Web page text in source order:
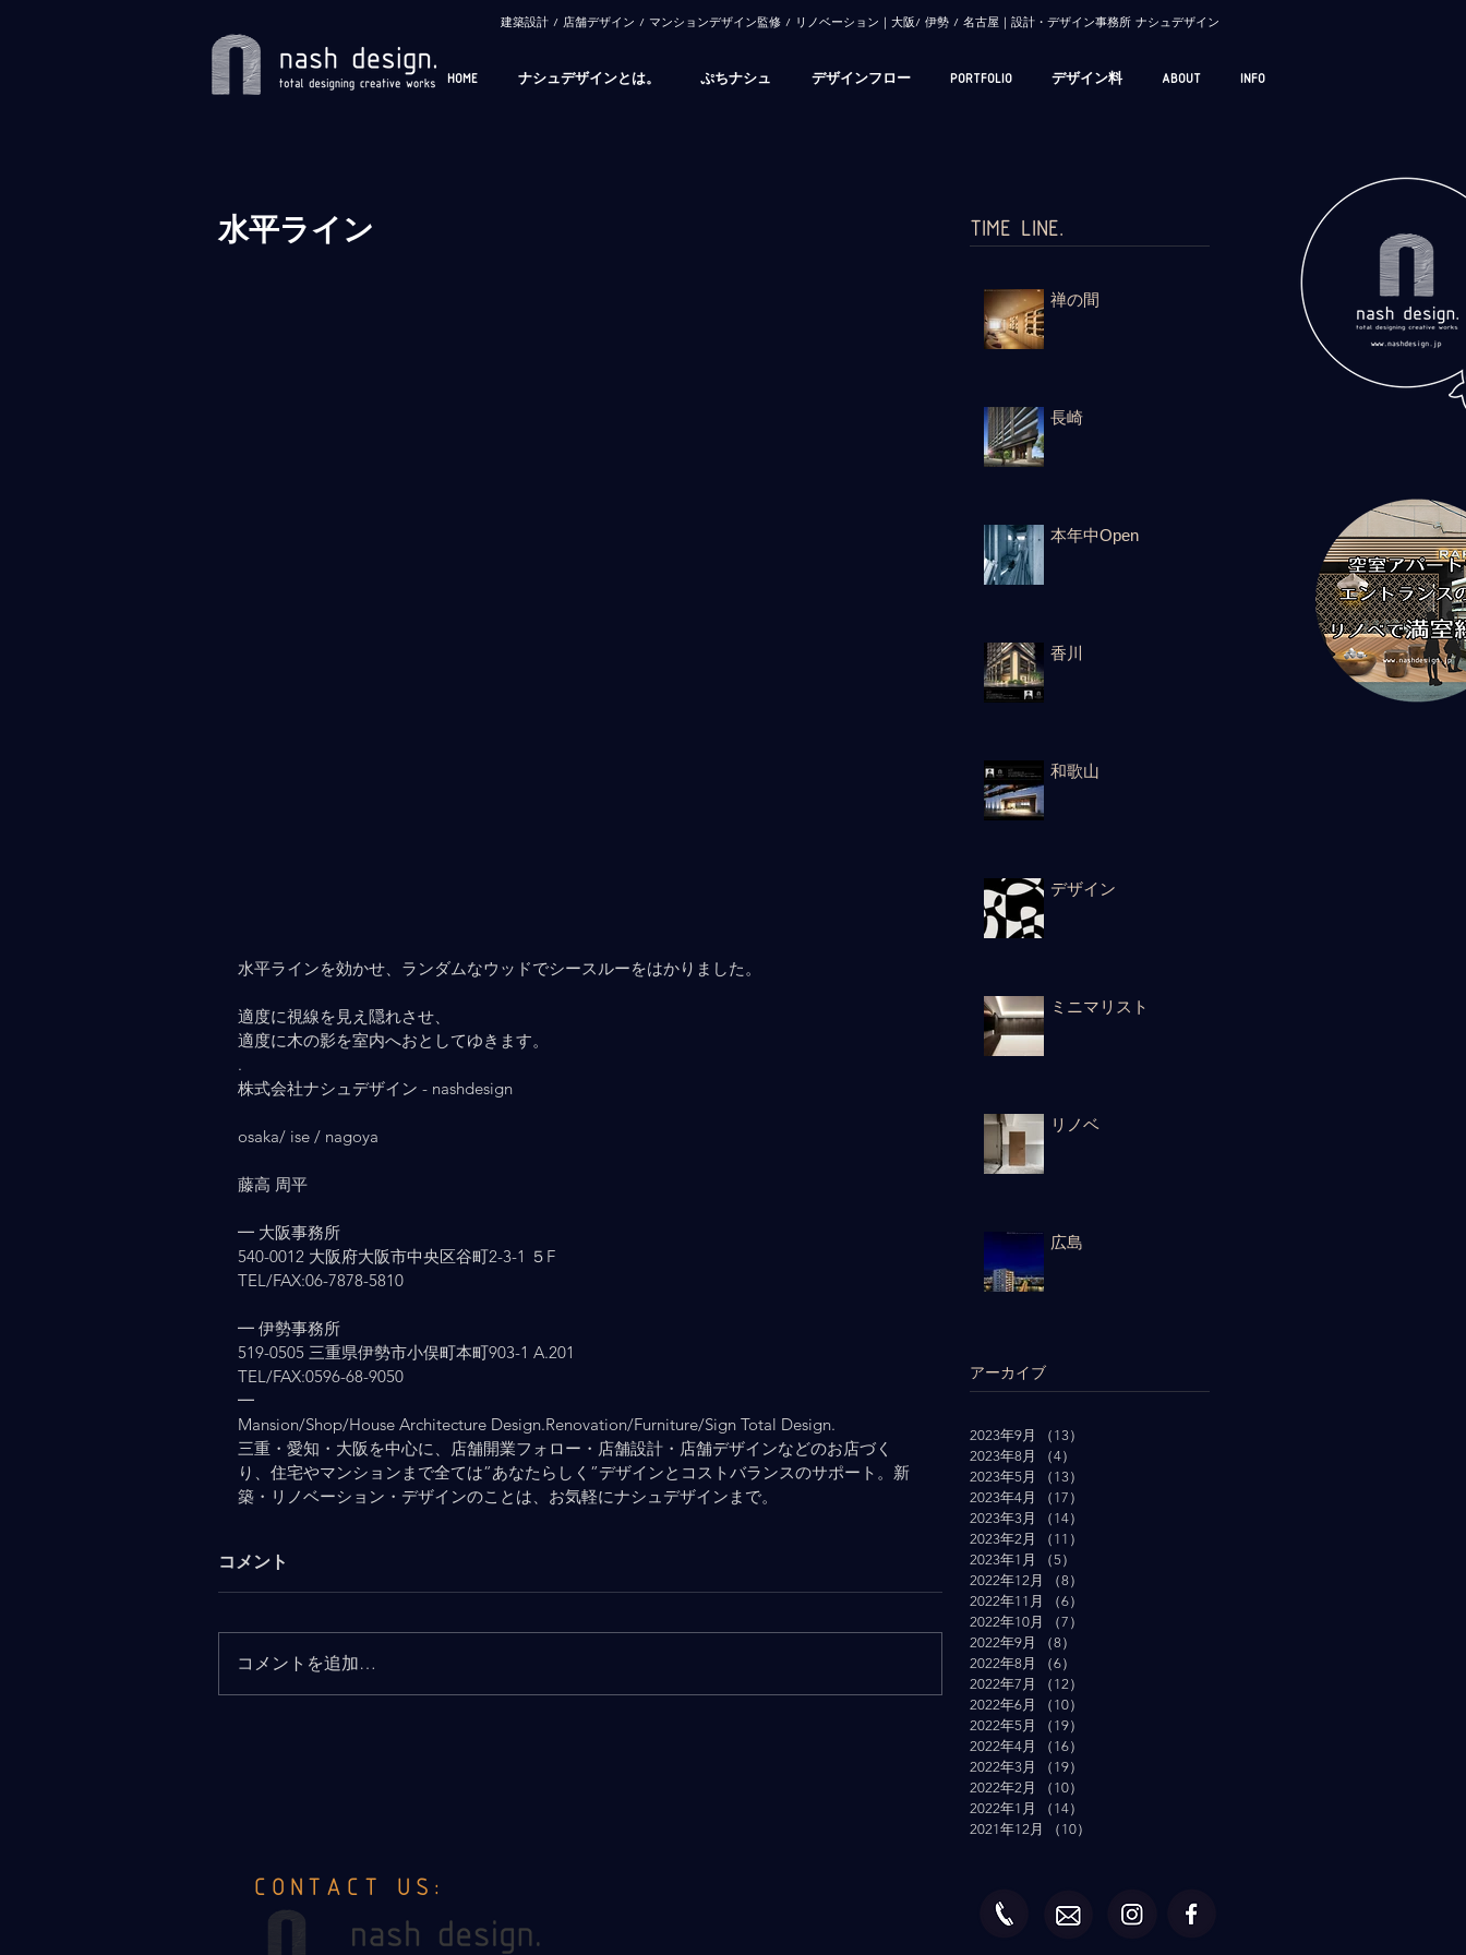
​建築設計 / 店舗デザイン / マンションデザイン監修 / リノベーション｜大阪/ 伊勢 / 名古屋｜設計・デザイン事務所 ナシュデザイン
HOME ナシュデザインとは。 ぷちナシュ デザインフロー PORTFOLIO デザイン料 ABOUT INFO
水平ライン
水平ラインを効かせ、ランダムなウッドでシースルーをはかりました。
適度に視線を見え隠れさせ、
適度に木の影を室内へおとしてゆきます。
.
株式会社ナシュデザイン - nashdesign
osaka/ ise / nagoya
藤高 周平
━ 大阪事務所
540-0012 大阪府大阪市中央区谷町2-3-1 ５F
TEL/FAX:06-7878-5810
━ 伊勢事務所
519-0505 三重県伊勢市小俣町本町903-1 A.201
TEL/FAX:0596-68-9050
━
Mansion/Shop/House Architecture Design.Renovation/Furniture/Sign Total Design.
三重・愛知・大阪を中心に、店舗開業フォロー・店舗設計・店舗デザインなどのお店づく
り、住宅やマンションまで全ては”あなたらしく”デザインとコストバランスのサポート。新
築・リノベーション・デザインのことは、お気軽にナシュデザインまで。
コメント
コメントを追加…
TIME LINE.
禅の間
長崎
本年中Open
香川
和歌山
デザイン
ミニマリスト
リノベ
広島
アーカイブ
2023年9月 （13）
2023年8月
（4）
2023年5月
（13）
2023年4月
（17）
2023年3月
（14）
2023年2月
（11）
2023年1月
（5）
2022年12月
（8）
2022年11月
（6）
2022年10月
（7）
2022年9月
（8）
2022年8月
（6）
2022年7月
（12）
2022年6月
（10）
2022年5月
（19）
2022年4月
（16）
2022年3月
（19）
2022年2月
（10）
2022年1月
（14）
2021年12月
（10）
CONTACT US: